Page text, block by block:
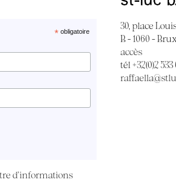
*obligatoire
d'informations
30, place
B - 1060 -
accès
tél +32(0)2 533